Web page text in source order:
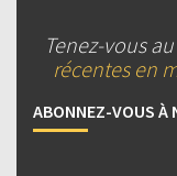
Tenez-vous
récentes en
ABONNEZ-VOUS À